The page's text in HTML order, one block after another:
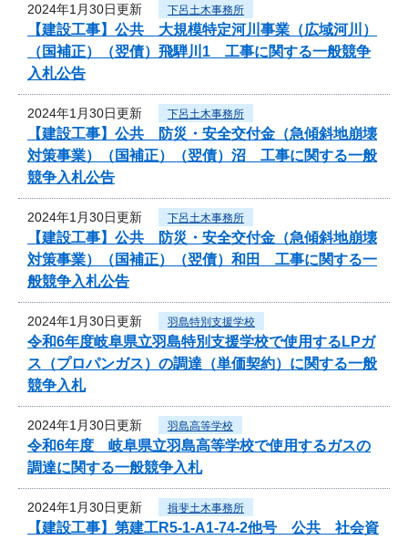
2024年1月30日更新 下呂土木事務所
【建設工事】公共 大規模特定河川事業（広域河川）
（国補正）（翌債）飛騨川1 工事に関する一般競争
入札公告
2024年1月30日更新 下呂土木事務所
【建設工事】公共 防災・安全交付金（急傾斜地崩壊
対策事業）（国補正）（翌債）沼 工事に関する一般
競争入札公告
2024年1月30日更新 下呂土木事務所
【建設工事】公共 防災・安全交付金（急傾斜地崩壊
対策事業）（国補正）（翌債）和田 工事に関する一
般競争入札公告
2024年1月30日更新 羽島特別支援学校
令和6年度岐阜県立羽島特別支援学校で使用するLPガ
ス（プロパンガス）の調達（単価契約）に関する一般
競争入札
2024年1月30日更新 羽島高等学校
令和6年度 岐阜県立羽島高等学校で使用するガスの
調達に関する一般競争入札
2024年1月30日更新 揖斐土木事務所
【建設工事】第建工R5-1-A1-74-2他号 公共 社会資